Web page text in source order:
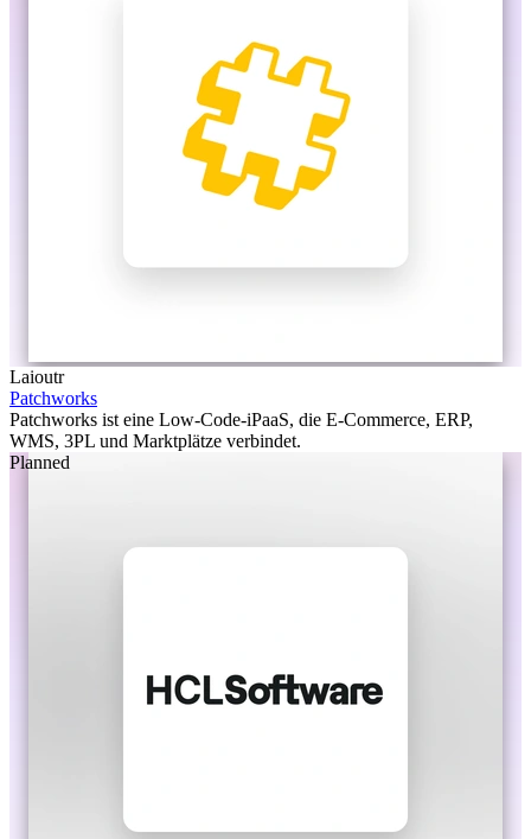
Laioutr
Patchworks
Patchworks ist eine Low-Code-iPaaS, die E-Commerce, ERP,
WMS, 3PL und Marktplätze verbindet.
Planned